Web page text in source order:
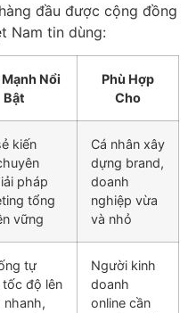
đầu được cộng đồng
Nam tin dùng:
Nổi
Bật
Phù Hợp
Cho
kiến
pháp
tổng
vững
Cá nhân xây
dựng brand,
doanh
nghiệp vừa
và nhỏ
tự
độ lên
Người kinh
doanh
online cần